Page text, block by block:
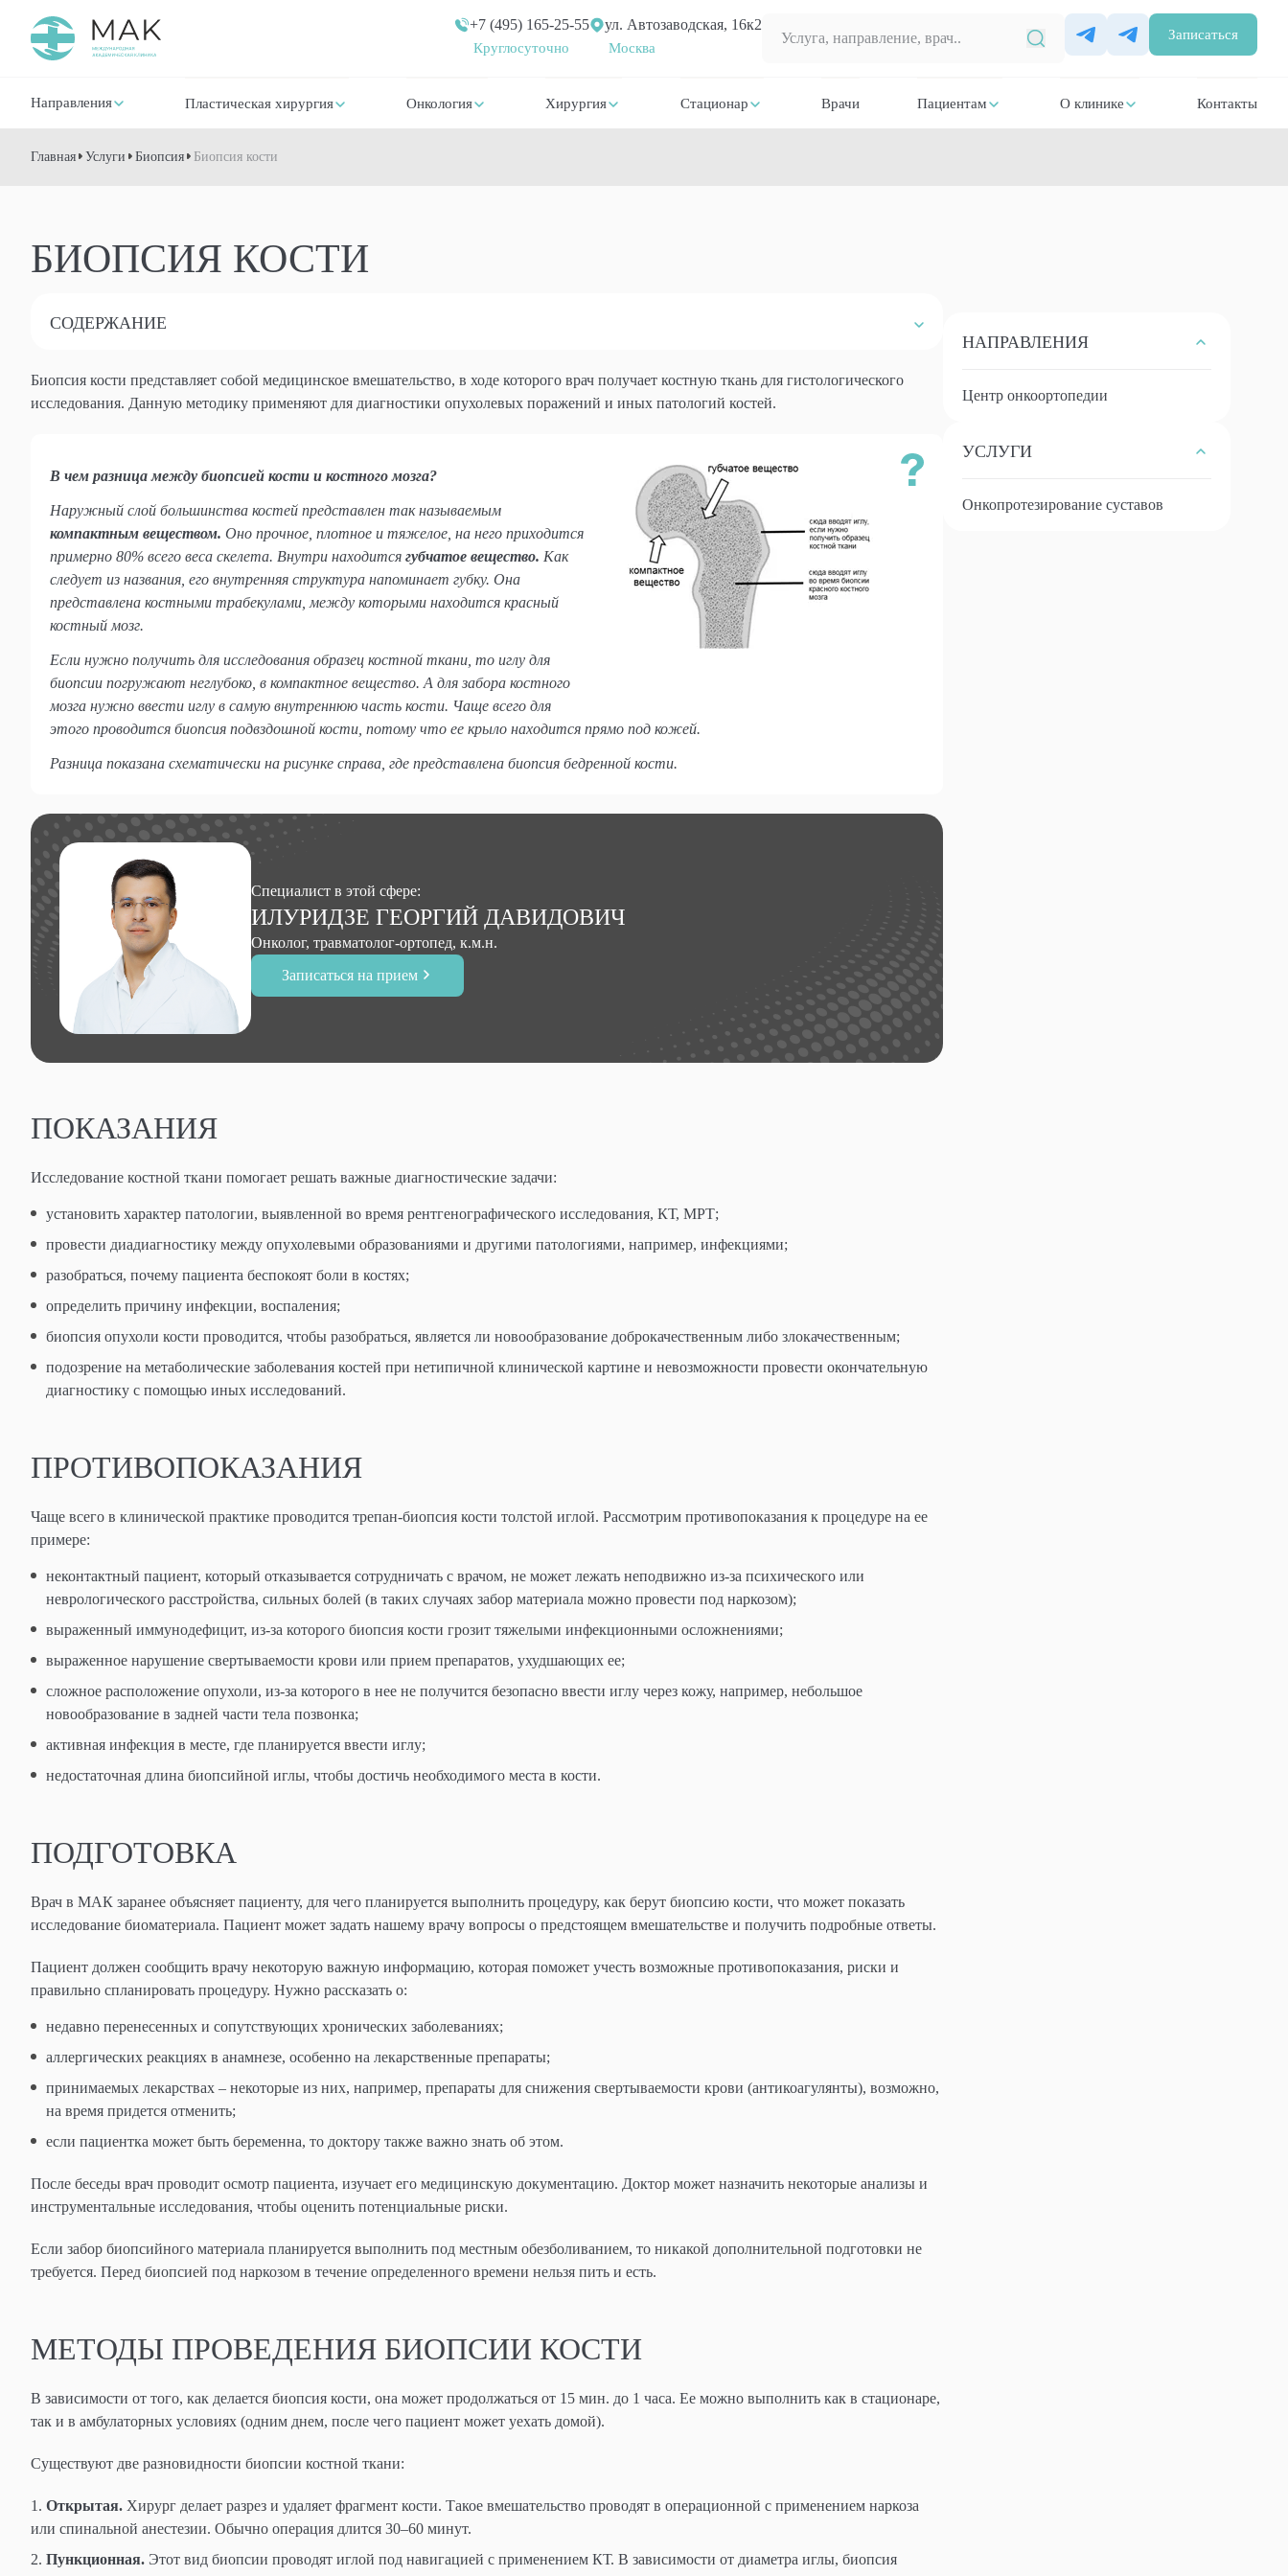
Круглосуточно
+7 (495) 165-25-55
Москва
ул. Автозаводская, 16к2
Записаться
Направления Пластическая хирургия Онкология Хирургия Стационар Врачи Пациентам О клинике Контакты
Главная Услуги Биопсия Биопсия кости
БИОПСИЯ КОСТИ
СОДЕРЖАНИЕ
Биопсия кости представляет собой медицинское вмешательство, в ходе которого врач получает костную ткань для гистологического
исследования. Данную методику применяют для диагностики опухолевых поражений и иных патологий костей.
В чем разница между биопсией кости и костного мозга?
Наружный слой большинства костей представлен так называемым
компактным веществом. Оно прочное, плотное и тяжелое, на него приходится
примерно 80% всего веса скелета. Внутри находится губчатое вещество. Как
следует из названия, его внутренняя структура напоминает губку. Она
представлена костными трабекулами, между которыми находится красный
костный мозг.
Если нужно получить для исследования образец костной ткани, то иглу для
биопсии погружают неглубоко, в компактное вещество. А для забора костного
мозга нужно ввести иглу в самую внутреннюю часть кости. Чаще всего для
этого проводится биопсия подвздошной кости, потому что ее крыло находится прямо под кожей.
Разница показана схематически на рисунке справа, где представлена биопсия бедренной кости.
Специалист в этой сфере:
ИЛУРИДЗЕ ГЕОРГИЙ ДАВИДОВИЧ
Онколог, травматолог-ортопед, к.м.н.
Записаться на прием
ПОКАЗАНИЯ
Исследование костной ткани помогает решать важные диагностические задачи:
установить характер патологии, выявленной во время рентгенографического исследования, КТ, МРТ;
провести диадиагностику между опухолевыми образованиями и другими патологиями, например, инфекциями;
разобраться, почему пациента беспокоят боли в костях;
определить причину инфекции, воспаления;
биопсия опухоли кости проводится, чтобы разобраться, является ли новообразование доброкачественным либо злокачественным;
подозрение на метаболические заболевания костей при нетипичной клинической картине и невозможности провести окончательную
диагностику с помощью иных исследований.
ПРОТИВОПОКАЗАНИЯ
Чаще всего в клинической практике проводится трепан-биопсия кости толстой иглой. Рассмотрим противопоказания к процедуре на ее
примере:
неконтактный пациент, который отказывается сотрудничать с врачом, не может лежать неподвижно из-за психического или
неврологического расстройства, сильных болей (в таких случаях забор материала можно провести под наркозом);
выраженный иммунодефицит, из-за которого биопсия кости грозит тяжелыми инфекционными осложнениями;
выраженное нарушение свертываемости крови или прием препаратов, ухудшающих ее;
сложное расположение опухоли, из-за которого в нее не получится безопасно ввести иглу через кожу, например, небольшое
новообразование в задней части тела позвонка;
активная инфекция в месте, где планируется ввести иглу;
недостаточная длина биопсийной иглы, чтобы достичь необходимого места в кости.
ПОДГОТОВКА
Врач в МАК заранее объясняет пациенту, для чего планируется выполнить процедуру, как берут биопсию кости, что может показать
исследование биоматериала. Пациент может задать нашему врачу вопросы о предстоящем вмешательстве и получить подробные ответы.
Пациент должен сообщить врачу некоторую важную информацию, которая поможет учесть возможные противопоказания, риски и
правильно спланировать процедуру. Нужно рассказать о:
недавно перенесенных и сопутствующих хронических заболеваниях;
аллергических реакциях в анамнезе, особенно на лекарственные препараты;
принимаемых лекарствах – некоторые из них, например, препараты для снижения свертываемости крови (антикоагулянты), возможно,
на время придется отменить;
если пациентка может быть беременна, то доктору также важно знать об этом.
После беседы врач проводит осмотр пациента, изучает его медицинскую документацию. Доктор может назначить некоторые анализы и
инструментальные исследования, чтобы оценить потенциальные риски.
Если забор биопсийного материала планируется выполнить под местным обезболиванием, то никакой дополнительной подготовки не
требуется. Перед биопсией под наркозом в течение определенного времени нельзя пить и есть.
МЕТОДЫ ПРОВЕДЕНИЯ БИОПСИИ КОСТИ
В зависимости от того, как делается биопсия кости, она может продолжаться от 15 мин. до 1 часа. Ее можно выполнить как в стационаре,
так и в амбулаторных условиях (одним днем, после чего пациент может уехать домой).
Существуют две разновидности биопсии костной ткани:
Открытая. Хирург делает разрез и удаляет фрагмент кости. Такое вмешательство проводят в операционной с применением наркоза
или спинальной анестезии. Обычно операция длится 30–60 минут.
Пункционная. Этот вид биопсии проводят иглой под навигацией с применением КТ. В зависимости от диаметра иглы, биопсия
НАПРАВЛЕНИЯ
Центр онкоортопедии
УСЛУГИ
Онкопротезирование суставов